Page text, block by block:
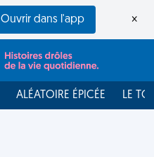
Ouvrir dans l'app ×
ALÉATOIRE ÉPICÉE LE